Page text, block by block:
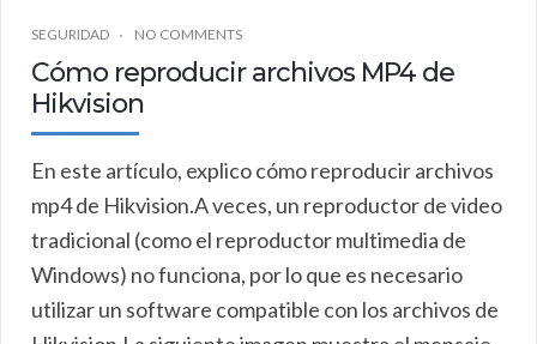
SEGURIDAD NO COMMENTS
Cómo reproducir archivos MP4 de
Hikvision
En este artículo, explico cómo reproducir archivos
mp4 de Hikvision.A veces, un reproductor de video
tradicional (como el reproductor multimedia de
Windows) no funciona, por lo que es necesario
utilizar un software compatible con los archivos de